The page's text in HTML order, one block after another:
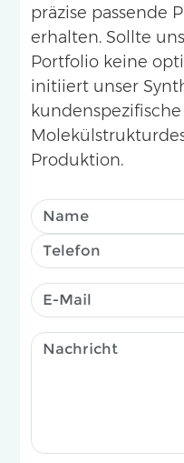
präzise passende
erhalten. Sollte
Portfolio keine
initiiert unser
Produktion.